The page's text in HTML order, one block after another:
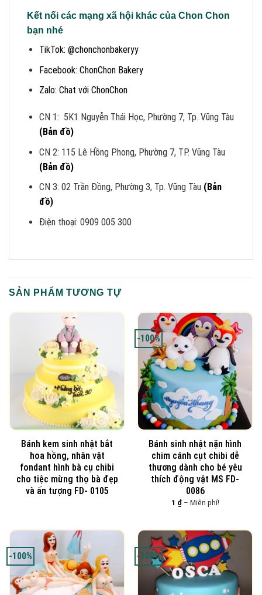
Kết nối các mạng xã hội khác của Chon Chon
bạn nhé
TikTok: @chonchonbakeryy
Facebook: ChonChon Bakery
Zalo: Chat với ChonChon
CN 1: 5K1 Nguyễn Thái Học, Phường 7, Tp. Vũng Tàu
(Bản đồ)
CN 2: 115 Lê Hồng Phong, Phường 7, TP. Vũng Tàu
(Bản đồ)
CN 3: 02 Trần Đồng, Phường 3, Tp. Vũng Tàu (Bản
đồ)
Điện thoại: 0909 005 300
SẢN PHẨM TƯƠNG TỰ
Bánh kem sinh nhật bắt
hoa hồng, nhân vật
fondant hình bà cụ chibi
cho tiệc mừng thọ bà đẹp
và ấn tượng FD- 0105
-100%
Bánh sinh nhật nặn hình
chim cánh cụt chibi dễ
thương dành cho bé yêu
thích động vật MS FD-
0086
1 ₫ – Miễn phí!Khoảng
đến
Miễn
phí!
-100% -100%